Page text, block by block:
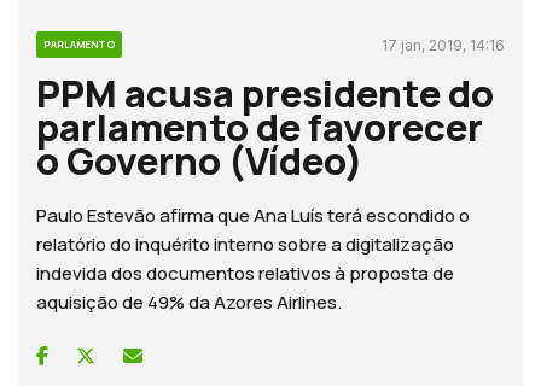
PARLAMENTO 17 jan, 2019, 14:16
PPM acusa presidente do
parlamento de favorecer
o Governo (Vídeo)
Paulo Estevão afirma que Ana Luís terá escondido o
relatório do inquérito interno sobre a digitalização
indevida dos documentos relativos à proposta de
aquisição de 49% da Azores Airlines.